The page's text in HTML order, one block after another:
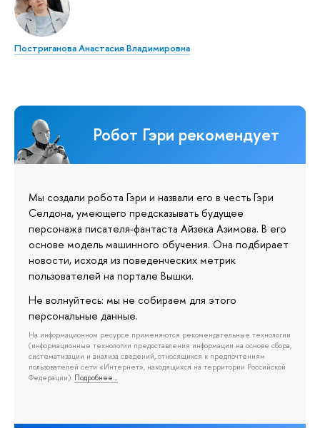
Постриганова Анастасия Владимировна
Робот Гэри рекомендует
Мы создали робота Гэри и назвали его в честь Гэри
Селдона, умеющего предсказывать будущее
персонажа писателя-фантаста Айзека Азимова. В его
основе модель машинного обучения. Она подбирает
новости, исходя из поведенческих метрик
пользователей на портале Вышки.
Не волнуйтесь: мы не собираем для этого
персональные данные.
На информационном ресурсе применяются рекомендательные технологии
(информационные технологии предоставления информации на основе сбора,
систематизации и анализа сведений, относящихся к предпочтениям
пользователей сети «Интернет», находящихся на территории Российской
Федерации). Подробнее…